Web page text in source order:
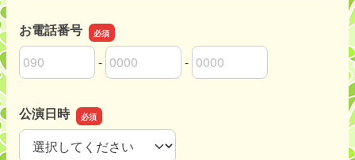
お電話番号
お電話番号の市外局番
-
お電話番号の市内局番 -
お電話番号の加入者番号
公演日時
公演日時